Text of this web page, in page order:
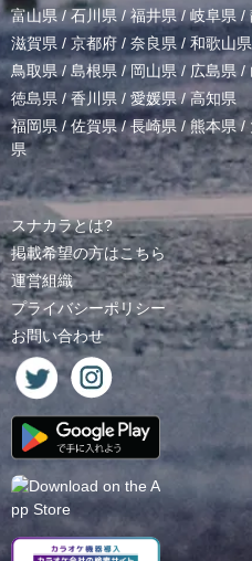
富山県 /石川県 / 福井県/岐阜県 /
滋賀県 / 京都府 / 奈良県 / 和歌山県
鳥取県 / 島根県 /岡山県/ 広島県 /
徳島県 /香川県 / 愛媛県/高知県
福岡県 / 佐賀県/長崎県 /熊本県 /
県
スナカラとは?
掲載希望の方はこちら
運営組織
プライバシーポリシー
お問い合わせ